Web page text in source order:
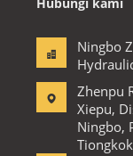
Ningbo
Zhenpu
Xiepu,
Ningbo,